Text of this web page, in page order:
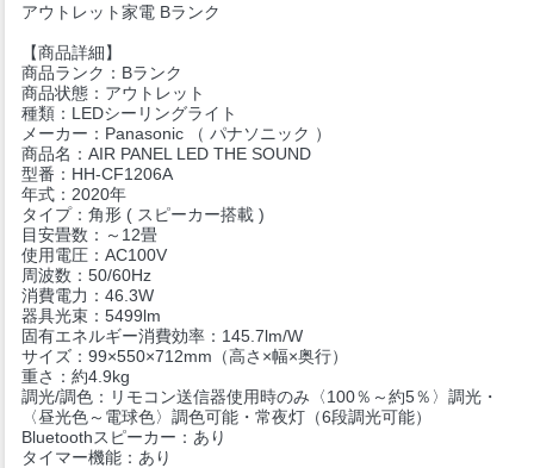
アウトレット家電 Bランク
【商品詳細】
商品ランク：Bランク
商品状態：アウトレット
種類：LEDシーリングライト
メーカー：Panasonic （ パナソニック ）
商品名：AIR PANEL LED THE SOUND
型番：HH-CF1206A
年式：2020年
タイプ：角形 ( スピーカー搭載 )
目安畳数：～12畳
使用電圧：AC100V
周波数：50/60Hz
消費電力：46.3W
器具光束：5499lm
固有エネルギー消費効率：145.7lm/W
サイズ：99×550×712mm（高さ×幅×奥行）
重さ：約4.9kg
調光/調色：リモコン送信器使用時のみ〈100％～約5％〉調光・
〈昼光色～電球色〉調色可能・常夜灯（6段調光可能）
Bluetoothスピーカー：あり
タイマー機能：あり